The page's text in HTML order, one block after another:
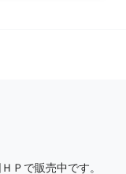
Ｐで販売中です。